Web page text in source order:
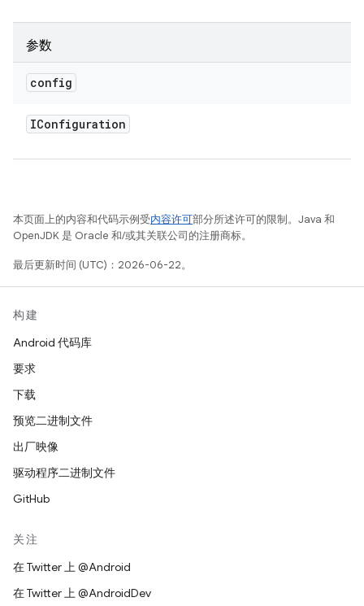
参数
config
IConfiguration
本页面上的内容和代码示例受内容许可部分所述许可的限制。Java 和
OpenJDK 是 Oracle 和/或其关联公司的注册商标。
最后更新时间 (UTC)：2026-06-22。
构建
Android 代码库
要求
下载
预览二进制文件
出厂映像
驱动程序二进制文件
GitHub
关注
在 Twitter 上 @Android
在 Twitter 上 @AndroidDev